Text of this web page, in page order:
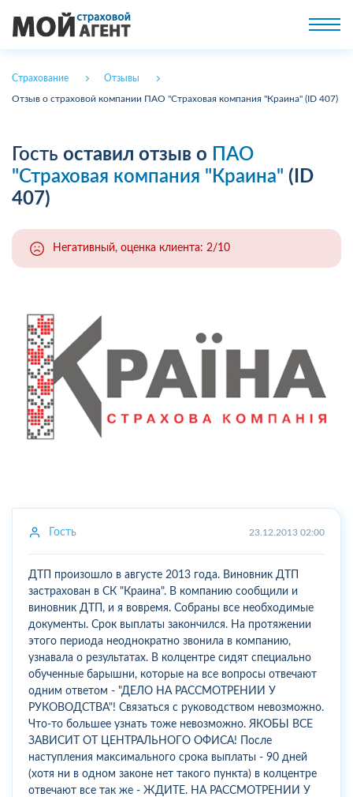
Страхование Отзывы
Отзыв о страховой компании ПАО "Страховая компания "Краина" (ID 407)
Гость оставил отзыв о
ПАО
"Страховая компания "Краина" (ID
407)
Негативный, оценка клиента: 2/10
Гость 23.12.2013 02:00
ДТП произошло в августе 2013 года. Виновник ДТП
застрахован в СК "Краина". В компанию сообщили и
виновник ДТП, и я вовремя. Собраны все необходимые
документы. Срок выплаты закончился. На протяжении
этого периода неоднократно звонила в компанию,
узнавала о результатах. В колцентре сидят специально
обученные барышни, которые на все вопросы отвечают
одним ответом - "ДЕЛО НА РАССМОТРЕНИИ У
РУКОВОДСТВА"! Связаться с руководством невозможно.
Что-то большее узнать тоже невозможно. ЯКОБЫ ВСЕ
ЗАВИСИТ ОТ ЦЕНТРАЛЬНОГО ОФИСА! После
наступления максимального срока выплаты - 90 дней
(хотя ни в одном законе нет такого пункта) в колцентре
отвечают все так же - ЖДИТЕ. НА РАССМОТРЕНИИ У